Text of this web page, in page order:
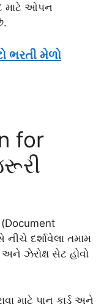
માટે ઓપન
ભરતી મેળો
for
દર્શાવેલા તમામ
ઝેરોક્ષ સેટ હોવો
માટે પાન કાર્ડ અને